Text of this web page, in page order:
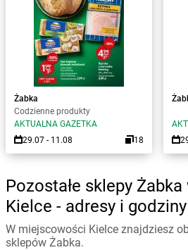
Żabka
Codzienne produkty
AKTUALNA GAZETKA
29.07 - 11.08
18
Pozostałe sklepy
Kielce - adresy i
W miejscowości Kielce znajdziesz
sklepów Żabka.